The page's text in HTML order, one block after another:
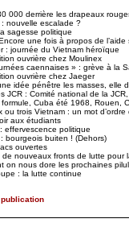
000 derrière les drapeaux
: nouvelle escalade ?
sagesse politique
une fois à propos de l’aide
: journée du Vietnam héroïque
ouvrière chez Moulinex
caennaises » : grève à la
ouvrière chez Jaeger
idée pénêtre les masses, elle
JCR : Comité national de la
Cuba été 1968, Rouen,
ou trois Vietnam : un mot d’ordre
aux étudiants
effervescence politique
bourgeois buiten ! (Dehors)
ouvertes
de nouveaux fronts de lutte pour
on nous dore les prochaines
: la lutte continue